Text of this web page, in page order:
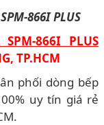
866I PLUS
866I PLUS
TP.HCM
phối dòng bếp
uy tín giá rẻ